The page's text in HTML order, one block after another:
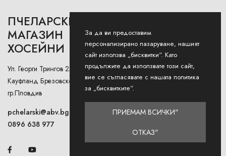
ПЧЕЛАРСКИ
МАГАЗИН
ХОСЕЙНИ
Ул. Георги Трингов 2А (до
Кауфланд Брезовско Шосе),
гр.Пловдив
pchelarski@abv.bg
0896 638 977
Понеделник - Петък: 9AM -
12:30PM и 13:00РМ - 18:00РМ
Събота: 9AM - 13PM
За да ви предоставим
персонализирано пазаруване, нашият
сайт използва „бисквитки“. Като
продължите да използвате този сайт,
вие се съгласявате с нашата политика
за „бисквитките“.
ПРИЕМАМ ВСИЧКИ"
ОТКАЗ"